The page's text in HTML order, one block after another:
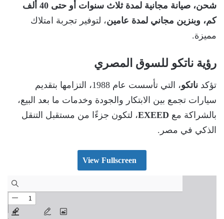
شحن، صيانة مجانية لمدة ثلاث سنوات أو حتى 40 ألف
كم، وبنزين مجاني لمدة عامين، لتوفير تجربة امتلاك
مميزة.
رؤية ناتكو للسوق المصري
تؤكد ناتكو
، التي تأسست عام 1988، التزامها بتقديم
سيارات تجمع بين الابتكار والجودة وخدمات ما بعد البيع،
بالشراكة مع EXEED، لتكون جزءًا من مستقبل التنقل
الذكي في مصر.
View Fullscreen